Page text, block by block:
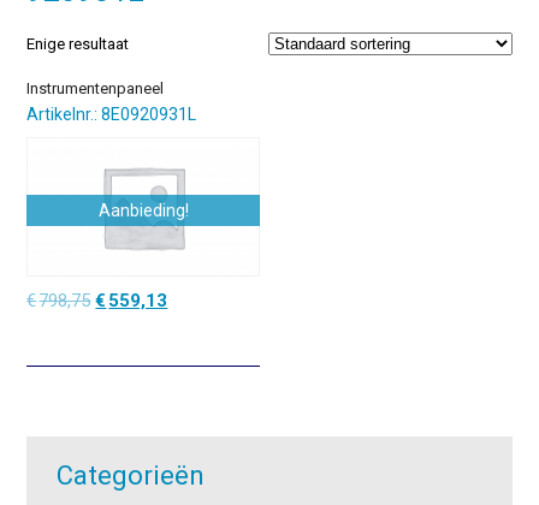
Enige resultaat
Instrumentenpaneel
Artikelnr.: 8E0920931L
Aanbieding!
€798,75Oorspronkelijke
€798,75.
€ 559,13
€559,13.
Categorieën